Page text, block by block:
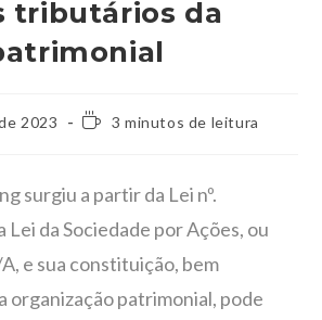
tributários da
2023 3 minutos de leitura
surgiu a partir da Lei nº.
da Sociedade por Ações, ou
e sua constituição, bem
organização patrimonial, pode